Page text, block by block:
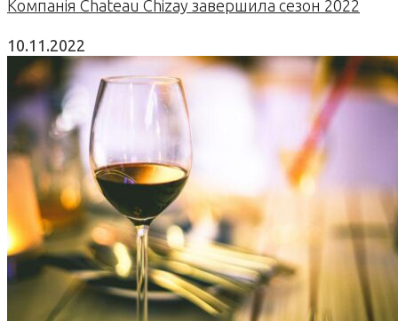
Компанія Chateau Chizay завершила сезон 2022
10.11.2022